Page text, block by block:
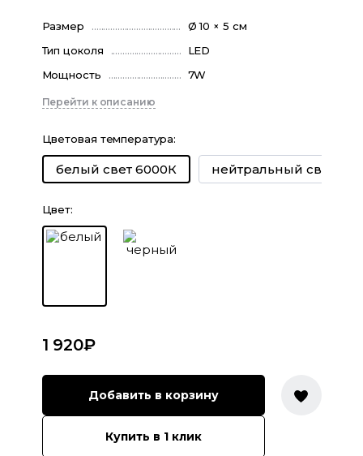
Размер
Ø 10 × 5 см
Тип цоколя
LED
Мощность
7W
Перейти к описанию
Цветовая температура:
белый свет 6000К нейтральный свет
Цвет:
1 920₽
Добавить в корзину
Купить в 1 клик